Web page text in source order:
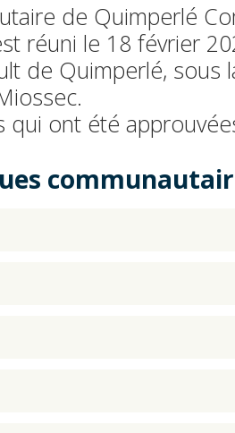
de Quimperlé
réuni le 18 février
de Quimperlé, sous
qui ont été